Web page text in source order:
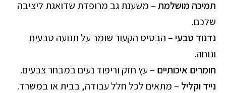
תמיכה מושלמת– משענת גב מרופדת שדואגת ליציבה
שלכם.
נדנוד טבעי– הבסיס הקעור שומר על תנועה טבעית
ונוחה.
חומרים איכותיים – עץ חזק וריפוד נעים במבחר צבעים.
נייד וקליל – מתאים לכל חלל עבודה, בבית או במשרד.